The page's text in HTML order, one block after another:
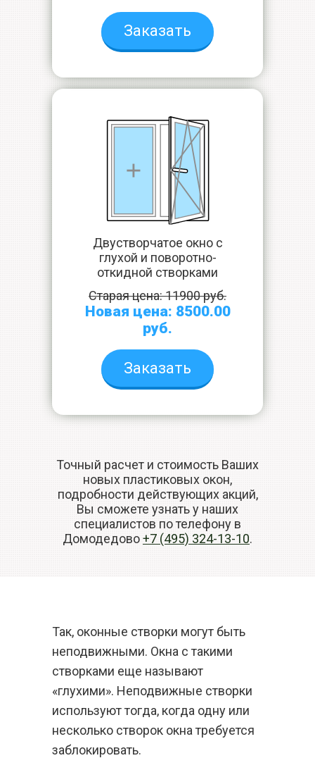
Заказать
Двустворчатое окно с
глухой и поворотно-
откидной створками
Старая цена: 11900 руб.
Новая цена: 8500.00
руб.
Заказать
Точный расчет и стоимость Ваших
новых пластиковых окон,
подробности действующих акций,
Вы сможете узнать у наших
специалистов по телефону в
Домодедово+7 (495) 324-13-10.
Так, оконные створки могут быть
неподвижными. Окна с такими
створками еще называют
«глухими». Неподвижные створки
используют тогда, когда одну или
несколько створок окна требуется
заблокировать.